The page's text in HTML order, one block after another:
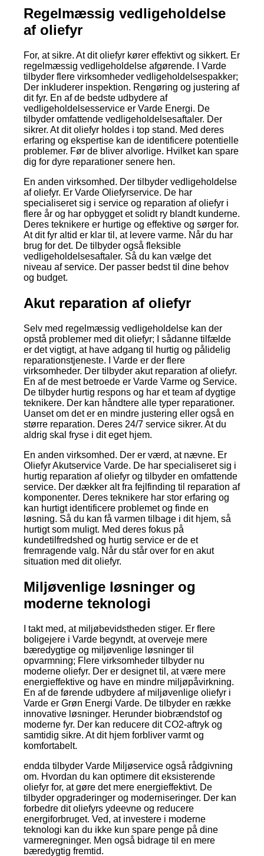
Regelmæssig vedligeholdelse
af oliefyr
For, at sikre. At dit oliefyr kører effektivt og sikkert. Er
regelmæssig vedligeholdelse afgørende. I Varde
tilbyder flere virksomheder vedligeholdelsespakker;
Der inkluderer inspektion. Rengøring og justering af
dit fyr. En af de bedste udbydere af
vedligeholdelsesservice er Varde Energi. De
tilbyder omfattende vedligeholdelsesaftaler. Der
sikrer. At dit oliefyr holdes i top stand. Med deres
erfaring og ekspertise kan de identificere potentielle
problemer. Før de bliver alvorlige. Hvilket kan spare
dig for dyre reparationer senere hen.
En anden virksomhed. Der tilbyder vedligeholdelse
af oliefyr. Er Varde Oliefyrservice. De har
specialiseret sig i service og reparation af oliefyr i
flere år og har opbygget et solidt ry blandt kunderne.
Deres teknikere er hurtige og effektive og sørger for.
At dit fyr altid er klar til, at levere varme. Når du har
brug for det. De tilbyder også fleksible
vedligeholdelsesaftaler. Så du kan vælge det
niveau af service. Der passer bedst til dine behov
og budget.
Akut reparation af oliefyr
Selv med regelmæssig vedligeholdelse kan der
opstå problemer med dit oliefyr; I sådanne tilfælde
er det vigtigt, at have adgang til hurtig og pålidelig
reparationstjeneste. I Varde er der flere
virksomheder. Der tilbyder akut reparation af oliefyr.
En af de mest betroede er Varde Varme og Service.
De tilbyder hurtig respons og har et team af dygtige
teknikere. Der kan håndtere alle typer reparationer.
Uanset om det er en mindre justering eller også en
større reparation. Deres 24/7 service sikrer. At du
aldrig skal fryse i dit eget hjem.
En anden virksomhed. Der er værd, at nævne. Er
Oliefyr Akutservice Varde. De har specialiseret sig i
hurtig reparation af oliefyr og tilbyder en omfattende
service. Der dækker alt fra fejlfinding til reparation af
komponenter. Deres teknikere har stor erfaring og
kan hurtigt identificere problemet og finde en
løsning. Så du kan få varmen tilbage i dit hjem, så
hurtigt som muligt. Med deres fokus på
kundetilfredshed og hurtig service er de et
fremragende valg. Når du står over for en akut
situation med dit oliefyr.
Miljøvenlige løsninger og
moderne teknologi
I takt med, at miljøbevidstheden stiger. Er flere
boligejere i Varde begyndt, at overveje mere
bæredygtige og miljøvenlige løsninger til
opvarmning; Flere virksomheder tilbyder nu
moderne oliefyr. Der er designet til, at være mere
energieffektive og have en mindre miljøpåvirkning.
En af de førende udbydere af miljøvenlige oliefyr i
Varde er Grøn Energi Varde. De tilbyder en række
innovative løsninger. Herunder biobrændstof og
moderne fyr. Der kan reducere dit CO2-aftryk og
samtidig sikre. At dit hjem forbliver varmt og
komfortabelt.
endda tilbyder Varde Miljøservice også rådgivning
om. Hvordan du kan optimere dit eksisterende
oliefyr for, at gøre det mere energieffektivt. De
tilbyder opgraderinger og moderniseringer. Der kan
forbedre dit oliefyrs ydeevne og reducere
energiforbruget. Ved, at investere i moderne
teknologi kan du ikke kun spare penge på dine
varmeregninger. Men også bidrage til en mere
bæredygtig fremtid.